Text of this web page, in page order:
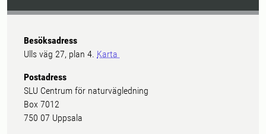
Besöksadress
Ulls väg 27, plan 4. Karta
Postadress
SLU Centrum för naturvägledning
Box 7012
750 07 Uppsala